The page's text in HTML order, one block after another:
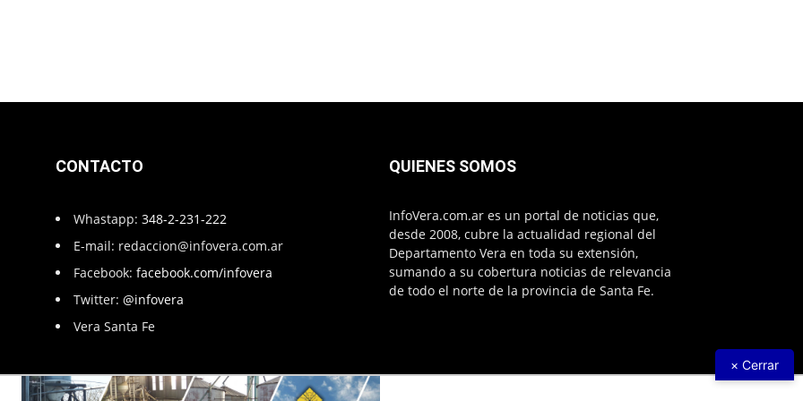
CONTACTO
Whastapp: 348-2-231-222
E-mail: redaccion@infovera.com.ar
Facebook: facebook.com/infovera
Twitter: @infovera
Vera Santa Fe
QUIENES SOMOS
InfoVera.com.ar es un portal de noticias que,
desde 2008, cubre la actualidad regional del
Departamento Vera en toda su extensión,
sumando a su cobertura noticias de relevancia
de todo el norte de la provincia de Santa Fe.
× Cerrar